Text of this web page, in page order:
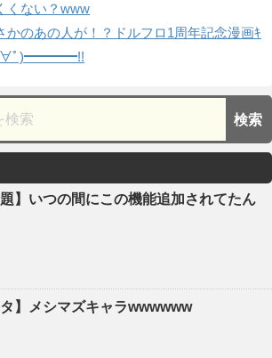
くない？www
かのあの人が！？ドルフロ1周年記念漫画ｷ
ﾟ)━━━━!!
題】いつの間にこの機能追加されてたん
タ】メシマズキャラwwwwww